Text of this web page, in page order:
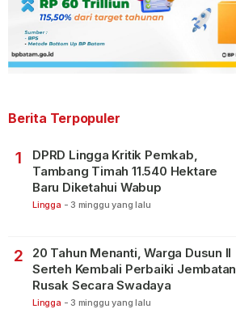
Berita Terpopuler
1
DPRD Lingga Kritik Pemkab,
Tambang Timah 11.540 Hektare
Baru Diketahui Wabup
Lingga - 3 minggu yang lalu
2
20 Tahun Menanti, Warga Dusun II
Serteh Kembali Perbaiki Jembatan
Rusak Secara Swadaya
Lingga - 3 minggu yang lalu